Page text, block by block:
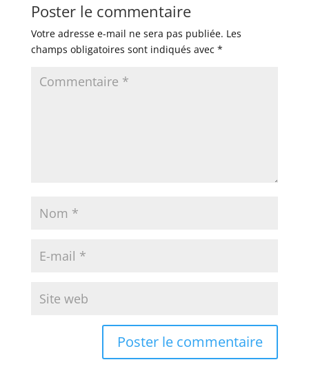
Poster le commentaire
Votre adresse e-mail ne sera pas publiée. Les
champs obligatoires sont indiqués avec *